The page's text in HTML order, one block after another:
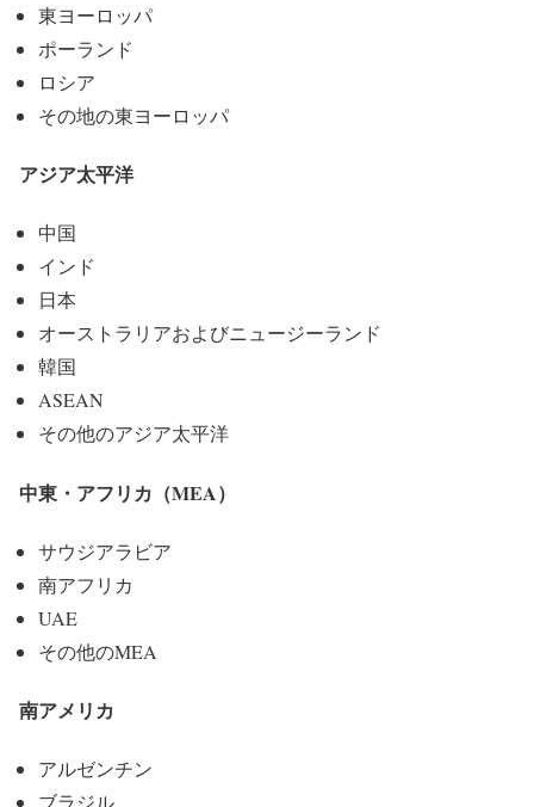
東ヨーロッパ
ポーランド
ロシア
その地の東ヨーロッパ
アジア太平洋
中国
インド
日本
オーストラリアおよびニュージーランド
韓国
ASEAN
その他のアジア太平洋
中東・アフリカ（MEA）
サウジアラビア
南アフリカ
UAE
その他のMEA
南アメリカ
アルゼンチン